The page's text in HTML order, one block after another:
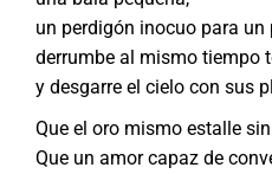
un perdigón inocuo para un
derrumbe al mismo tiempo
y desgarre el cielo con sus
Que el oro mismo estalle
Que un amor capaz de